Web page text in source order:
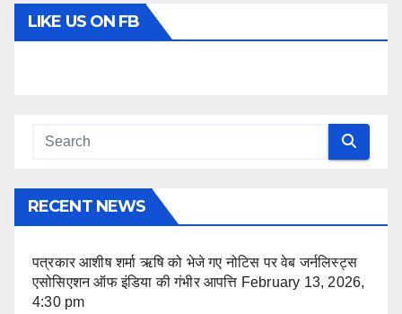
LIKE US ON FB
RECENT NEWS
पत्रकार आशीष शर्मा ऋषि को भेजे गए नोटिस पर वेब जर्नलिस्ट्स
एसोसिएशन ऑफ इंडिया की गंभीर आपत्ति February 13, 2026,
4:30 pm